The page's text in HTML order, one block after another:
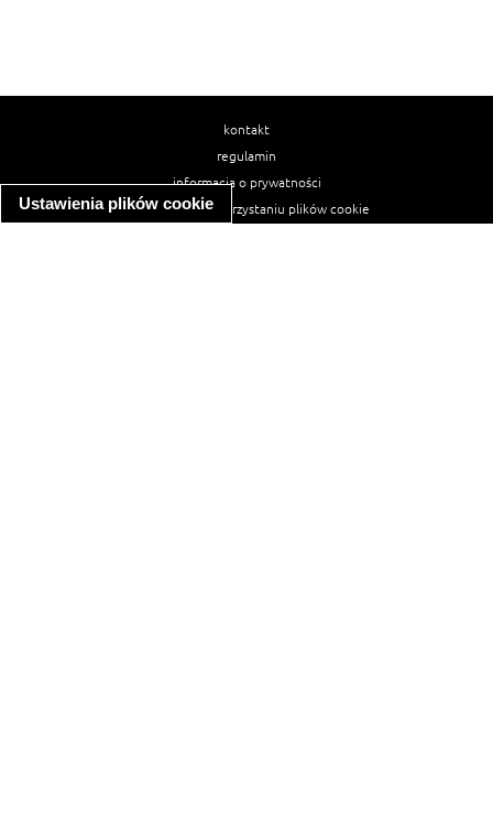
Ustawienia plików cookie
kontakt
regulamin
informacja o prywatności
informacja o wykorzystaniu plików cookie